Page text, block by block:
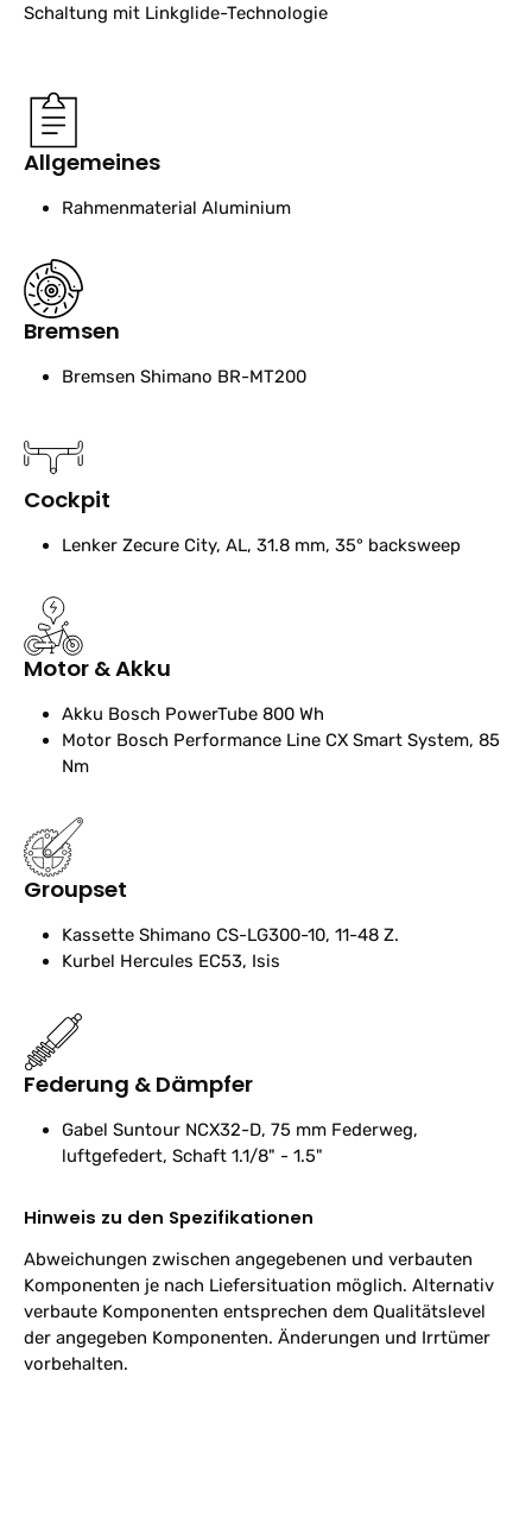
Schaltung mit Linkglide-Technologie
Allgemeines
Rahmenmaterial Aluminium
Bremsen
Bremsen Shimano BR-MT200
Cockpit
Lenker Zecure City, AL, 31.8 mm, 35° backsweep
Motor & Akku
Akku Bosch PowerTube 800 Wh
Motor Bosch Performance Line CX Smart System, 85
Nm
Groupset
Kassette Shimano CS-LG300-10, 11-48 Z.
Kurbel Hercules EC53, Isis
Federung & Dämpfer
Gabel Suntour NCX32-D, 75 mm Federweg,
luftgefedert, Schaft 1.1/8" - 1.5"
Hinweis zu den Spezifikationen
Abweichungen zwischen angegebenen und verbauten
Komponenten je nach Liefersituation möglich. Alternativ
verbaute Komponenten entsprechen dem Qualitätslevel
der angegeben Komponenten. Änderungen und Irrtümer
vorbehalten.